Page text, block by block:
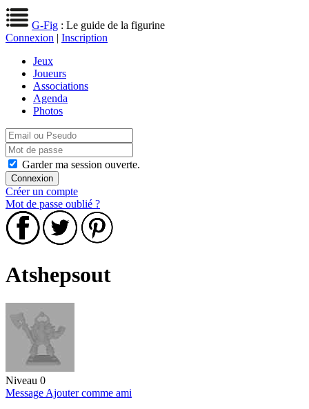
G-Fig : Le guide de la figurine
Connexion | Inscription
Jeux
Joueurs
Associations
Agenda
Photos
Garder ma session ouverte.
Créer un compte
Mot de passe oublié ?
Atshepsout
Niveau 0
Message Ajouter comme ami